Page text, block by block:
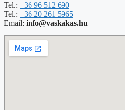
Tel.: +36 96 512 690
Tel.: +36 20 261 5965
Email: info@vaskakas.hu